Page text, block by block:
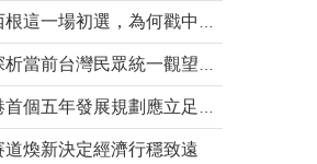
道煥新決定經濟行穩致遠